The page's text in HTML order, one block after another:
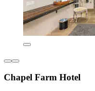
Chapel Farm Hotel